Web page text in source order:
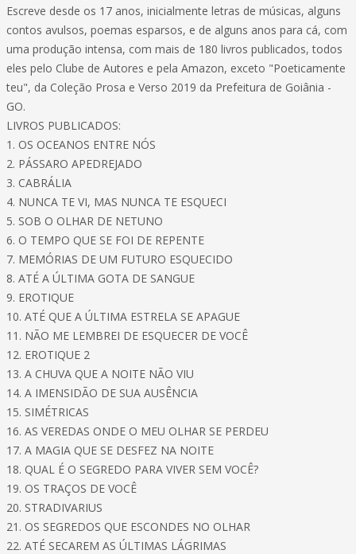
Escreve desde os 17 anos, inicialmente letras de músicas, alguns
contos avulsos, poemas esparsos, e de alguns anos para cá, com
uma produção intensa, com mais de 180 livros publicados, todos
eles pelo Clube de Autores e pela Amazon, exceto "Poeticamente
teu", da Coleção Prosa e Verso 2019 da Prefeitura de Goiânia -
GO.
LIVROS PUBLICADOS:
1. OS OCEANOS ENTRE NÓS
2. PÁSSARO APEDREJADO
3. CABRÁLIA
4. NUNCA TE VI, MAS NUNCA TE ESQUECI
5. SOB O OLHAR DE NETUNO
6. O TEMPO QUE SE FOI DE REPENTE
7. MEMÓRIAS DE UM FUTURO ESQUECIDO
8. ATÉ A ÚLTIMA GOTA DE SANGUE
9. EROTIQUE
10. ATÉ QUE A ÚLTIMA ESTRELA SE APAGUE
11. NÃO ME LEMBREI DE ESQUECER DE VOCÊ
12. EROTIQUE 2
13. A CHUVA QUE A NOITE NÃO VIU
14. A IMENSIDÃO DE SUA AUSÊNCIA
15. SIMÉTRICAS
16. AS VEREDAS ONDE O MEU OLHAR SE PERDEU
17. A MAGIA QUE SE DESFEZ NA NOITE
18. QUAL É O SEGREDO PARA VIVER SEM VOCÊ?
19. OS TRAÇOS DE VOCÊ
20. STRADIVARIUS
21. OS SEGREDOS QUE ESCONDES NO OLHAR
22. ATÉ SECAREM AS ÚLTIMAS LÁGRIMAS